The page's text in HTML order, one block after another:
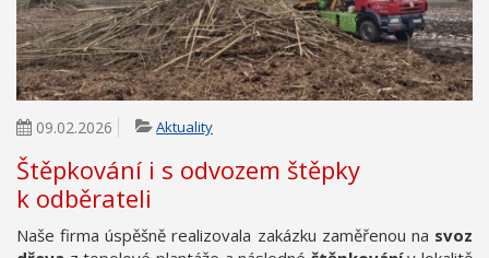
09.02.2026 Aktuality
Štěpkování i s odvozem štěpky
k odběrateli
Naše firma úspěšně realizovala zakázku zaměřenou na svoz